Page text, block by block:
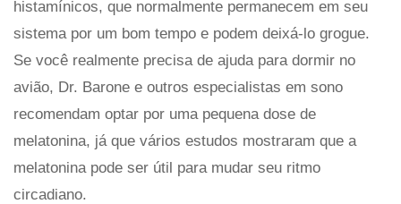
histamínicos, que normalmente permanecem em seu
sistema por um bom tempo e podem deixá-lo grogue.
Se você realmente precisa de ajuda para dormir no
avião, Dr. Barone e outros especialistas em sono
recomendam optar por uma pequena dose de
melatonina, já que vários estudos mostraram que a
melatonina pode ser útil para mudar seu ritmo
circadiano.